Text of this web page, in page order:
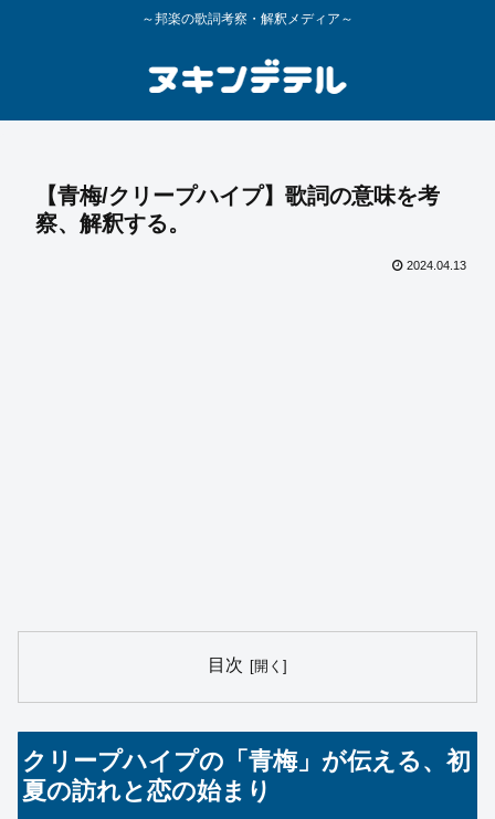
～邦楽の歌詞考察・解釈メディア～
【青梅/クリープハイプ】歌詞の意味を考
察、解釈する。
2024.04.13
目次
クリープハイプの「青梅」が伝える、初
夏の訪れと恋の始まり